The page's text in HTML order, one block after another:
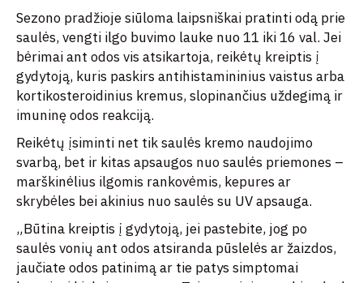
Sezono pradžioje siūloma laipsniškai pratinti odą prie
saulės, vengti ilgo buvimo lauke nuo 11 iki 16 val. Jei
bėrimai ant odos vis atsikartoja, reikėtų kreiptis į
gydytoją, kuris paskirs antihistamininius vaistus arba
kortikosteroidinius kremus, slopinančius uždegimą ir
imuninę odos reakciją.
Reikėtų įsiminti net tik saulės kremo naudojimo
svarbą, bet ir kitas apsaugos nuo saulės priemones –
marškinėlius ilgomis rankovėmis, kepures ar
skrybėles bei akinius nuo saulės su UV apsauga.
„Būtina kreiptis į gydytoją, jei pastebite, jog po
saulės vonių ant odos atsiranda pūslelės ar žaizdos,
jaučiate odos patinimą ar tie patys simptomai